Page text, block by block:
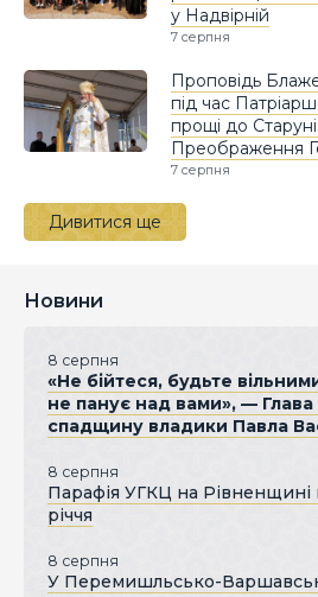
у Надвірній
7 серпня
Проповідь
під час
прощі до
Преображення
7 серпня
Дивитися ще
Новини
8 серпня
«Не бійтеся, будьте
не панує над вами», —
спадщину владики Павла
8 серпня
Парафія УГКЦ на Рівненщині
річчя
8 серпня
У Перемишльсько-